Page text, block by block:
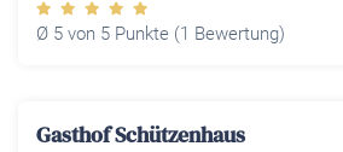
Ø 5 von 5 Punkte (1 Bewertung)
Gasthof Schützenhaus